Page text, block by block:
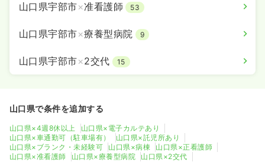
山口県宇部市×准看護師 53
山口県宇部市×療養型病院 9
山口県宇部市×2交代 15
山口県で条件を追加する
山口県×4週8休以上
山口県×電子カルテあり
山口県×車通勤可（駐車場有）
山口県×託児所あり
山口県×ブランク・未経験可
山口県×病棟
山口県×正看護師
山口県×准看護師
山口県×療養型病院 山口県×2交代